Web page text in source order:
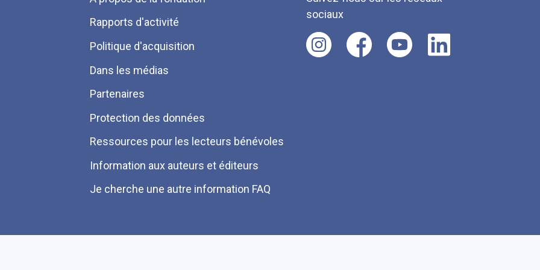
Pied
de
page
Rapports d'activité
Politique d'acquisition
Dans les médias
Partenaires
Protection des données
Ressources pour les lecteurs bénévoles
Information aux auteurs et éditeurs
Je cherche une autre information FAQ
sociaux